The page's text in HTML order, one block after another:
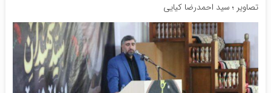
تصاویر ؛ سید احمدرضا کیایی